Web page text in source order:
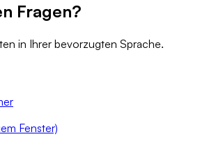
Fragen?
in Ihrer bevorzugten Sprache.
Fenster)